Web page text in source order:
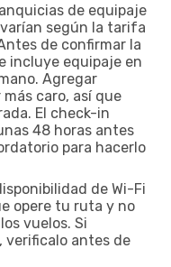
de equipaje
según la tarifa
de confirmar la
incluye equipaje en
Agregar
caro, así que
El check-in
48 horas antes
para hacerlo
de Wi-Fi
opere tu ruta y no
vuelos. Si
verificalo antes de